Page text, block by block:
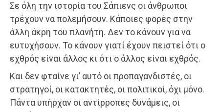
Σε όλη την ιστορία του Σάπιενς οι άνθρωποι
τρέχουν να πολεμήσουν. Κάποιες φορές στην
άλλη άκρη του πλανήτη. Δεν το κάνουν για να
ευτυχήσουν. Το κάνουν γιατί έχουν πειστεί ότι ο
εχθρός είναι άλλος κι ότι ο άλλος είναι εχθρός.
Και δεν φταίνε γι’ αυτό οι προπαγανδιστές, οι
στρατηγοί, οι κατακτητές, οι πολιτικοί, όχι μόνο.
Πάντα υπήρχαν οι αντίρροπες δυνάμεις, οι